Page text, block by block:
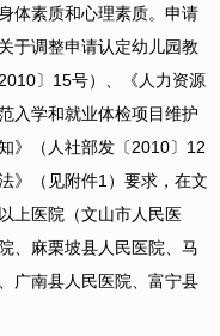
体素质和心理素质。申请
于调整申请认定幼儿园教
〕15号）、《人力资源
入学和就业体检项目维护
》（人社部发〔2010〕12
》（见附件1）要求，在文
上医院（文山市人民医
、麻栗坡县人民医院、马
广南县人民医院、富宁县